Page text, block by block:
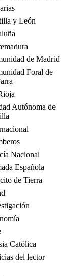
y León
de Madrid
Foral de
Autónoma de
Nacional
Española
de Tierra
Católica
del lector